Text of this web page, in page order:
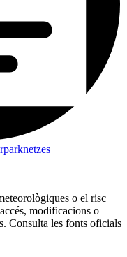
o el risc
modificacions o
Consulta les fonts oficials